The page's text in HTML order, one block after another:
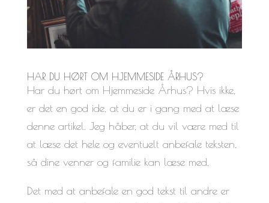
HAR DU HØRT OM HJEMMESIDE ÅRHUS?
Har du hørt om Hjemmeside Århus? Hvis ikke,
er det en god ide, at du er i gang med at læse
denne artikel. Jeg håber, at du vil være med til
at læse det hele og eventuelt anbefale teksten,
så dine venner og familie kan læse med.
Det med at anbefale en god tekst til andre er